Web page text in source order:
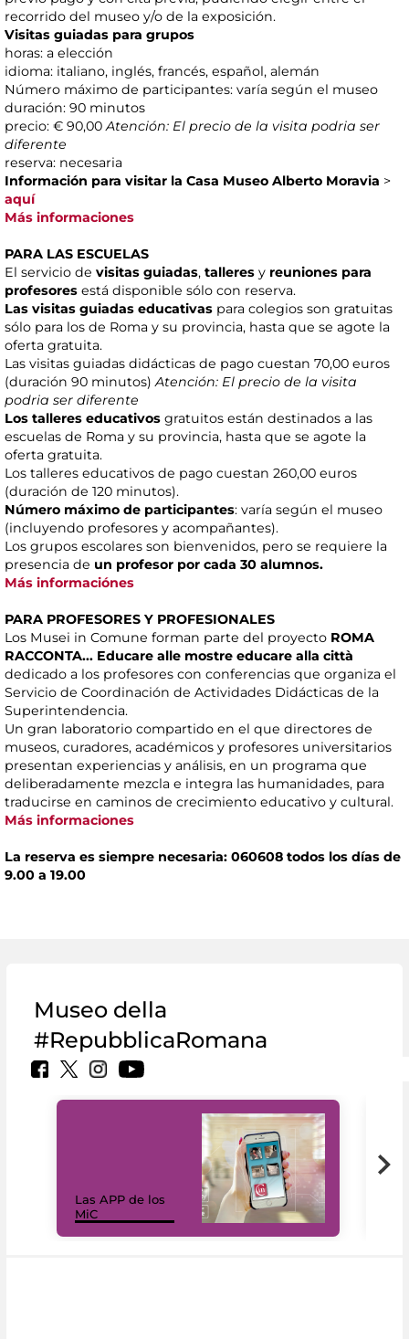
recorrido del museo y/o de la exposición.
Visitas guiadas para grupos
horas: a elección
idioma: italiano, inglés, francés, español, alemán
Número máximo de participantes: varía según el museo
duración: 90 minutos
precio: € 90,00Atención: El precio de la visita podria ser
diferente
reserva: necesaria
Información para visitar la Casa Museo Alberto Moravia >
aquí
Más informaciones
PARA LAS ESCUELAS
El servicio de visitas guiadas, talleres y reuniones para
profesores está disponible sólo con reserva.
Las visitas guiadas educativas para colegios son gratuitas
sólo para los de Roma y su provincia, hasta que se agote la
oferta gratuita.
Las visitas guiadas didácticas de pago cuestan 70,00 euros
(duración 90 minutos)Atención: El precio de la visita
podria ser diferente
Los talleres educativos gratuitos están destinados a las
escuelas de Roma y su provincia, hasta que se agote la
oferta gratuita.
Los talleres educativos de pago cuestan 260,00 euros
(duración de 120 minutos).
Número máximo de participantes: varía según el museo
(incluyendo profesores y acompañantes).
Los grupos escolares son bienvenidos, pero se requiere la
presencia de un profesor por cada 30 alumnos.
Más informaciónes
PARA PROFESORES Y PROFESIONALES
Los Musei in Comune forman parte del proyecto ROMA
RACCONTA... Educare alle mostre educare alla città
dedicado a los profesores con conferencias que organiza el
Servicio de Coordinación de Actividades Didácticas de la
Superintendencia.
Un gran laboratorio compartido en el que directores de
museos, curadores, académicos y profesores universitarios
presentan experiencias y análisis, en un programa que
deliberadamente mezcla e integra las humanidades, para
traducirse en caminos de crecimiento educativo y cultural.
Más informaciones
La reserva es siempre necesaria: 060608 todos los días de
9.00 a 19.00
Museo della
#RepubblicaRomana
Las APP de los
MiC